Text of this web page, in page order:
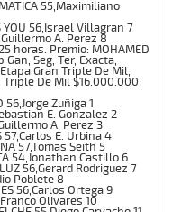
55,Maximiliano
YOU 56,Israel Villagran 7
A. Perez 8
horas. Premio: MOHAMED
Seg, Ter, Exacta,
Gran Triple De Mil,
Triple De Mil $16.000.000;
56,Jorge Zuñiga 1
E. Gonzalez 2
A. Perez 3
E. Urbina 4
57,Tomas Seith 5
54,Jonathan Castillo 6
56,Gerard Rodriguez 7
Poblete 8
56,Carlos Ortega 9
Olivares 10